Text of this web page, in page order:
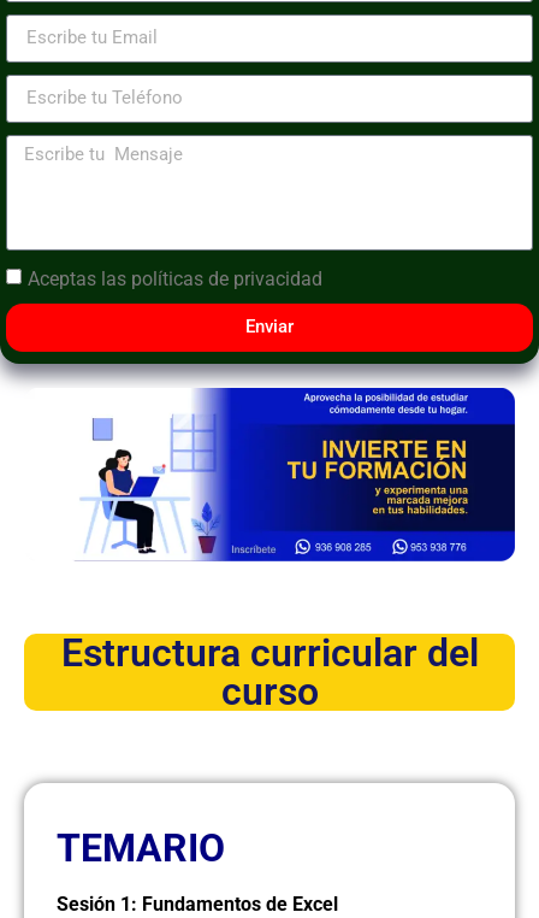
Aceptas las políticas de privacidad
Enviar
Estructura curricular del
curso
TEMARIO
Sesión 1: Fundamentos de Excel